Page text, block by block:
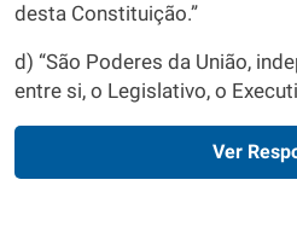
desta Constituição.”
d) “São Poderes da União,
entre si, o Legislativo, o
Ver